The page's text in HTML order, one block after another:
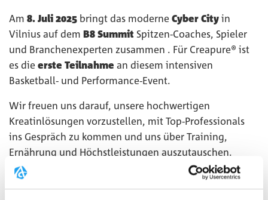
Am 8. Juli 2025 bringt das moderne Cyber City in
Vilnius auf dem B8 Summit Spitzen-Coaches, Spieler
und Branchenexperten zusammen . Für Creapure® ist
es die erste Teilnahme an diesem intensiven
Basketball- und Performance-Event.
Wir freuen uns darauf, unsere hochwertigen
Kreatinlösungen vorzustellen, mit Top-Professionals
ins Gespräch zu kommen und uns über Training,
Ernährung und Höchstleistungen auszutauschen.
Creapure® ist bereit für den Auftakt.
Besuchen Sie uns
am Stand!